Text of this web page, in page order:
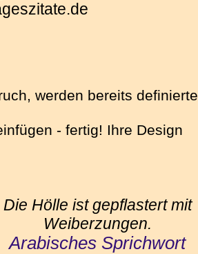
werden bereits definierte
- fertig! Ihre Design
Die Hölle ist gepflastert mit
Weiberzungen.
Arabisches Sprichwort